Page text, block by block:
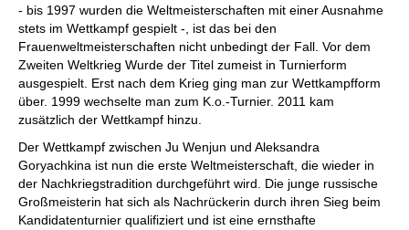
- bis 1997 wurden die Weltmeisterschaften mit einer Ausnahme
stets im Wettkampf gespielt -, ist das bei den
Frauenweltmeisterschaften nicht unbedingt der Fall. Vor dem
Zweiten Weltkrieg Wurde der Titel zumeist in Turnierform
ausgespielt. Erst nach dem Krieg ging man zur Wettkampfform
über. 1999 wechselte man zum K.o.-Turnier. 2011 kam
zusätzlich der Wettkampf hinzu.
Der Wettkampf zwischen Ju Wenjun und Aleksandra
Goryachkina ist nun die erste Weltmeisterschaft, die wieder in
der Nachkriegstradition durchgeführt wird. Die junge russische
Großmeisterin hat sich als Nachrückerin durch ihren Sieg beim
Kandidatenturnier qualifiziert und ist eine ernsthafte